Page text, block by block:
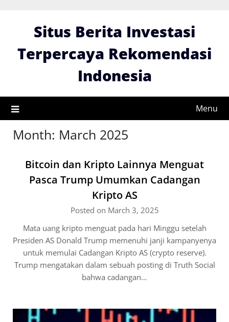
Situs Berita Investasi
Terpercaya Rekomendasi
Indonesia
Menu
Month: March 2025
Bitcoin dan Kripto Lainnya Menguat
Pasca Trump Umumkan Cadangan
Kripto AS
Posted on March 3, 2025
Mata uang kripto menguat pada hari Minggu setelah
Presiden AS Donald Trump memenuhi janji kampanyenya
untuk memulai Cadangan Kripto AS (crypto reserve).
Trump mengatakan dalam sebuah posting di Truth Social
bahwa cadangan…